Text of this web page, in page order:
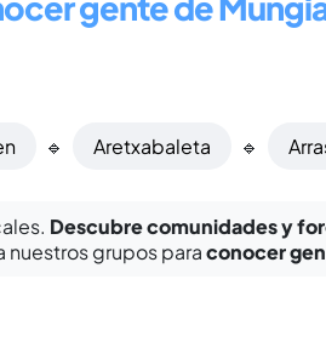
🔹 Aretxabaleta 🔹
Descubre comunidades y
nuestros grupos paraconocer